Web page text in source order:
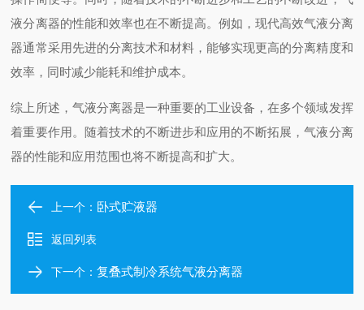
液分离器的性能和效率也在不断提高。例如，现代高效气液分离
器通常采用先进的分离技术和材料，能够实现更高的分离精度和
效率，同时减少能耗和维护成本。
综上所述，气液分离器是一种重要的工业设备，在多个领域发挥
着重要作用。随着技术的不断进步和应用的不断拓展，气液分离
器的性能和应用范围也将不断提高和扩大。
上一个： 卧式贮液器
返回列表
下一个：复叠式制冷系统气液分离器